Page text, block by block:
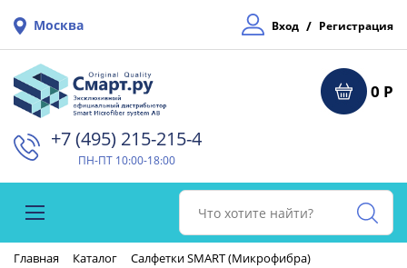
Москва Вход / Регистрация
0 Р
+7 (495) 215-215-4⁠
ПН-ПТ 10:00-18:00
Главная Каталог
Салфетки SMART (Микрофибра)